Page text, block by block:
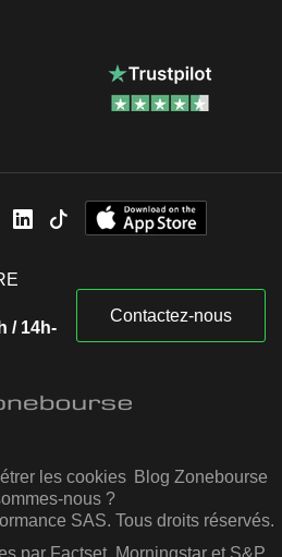
/ 14h-
Contactez-nous
les cookies Blog Zonebourse
nous ?
SAS. Tous droits réservés.
par Factset, Morningstar et S&P